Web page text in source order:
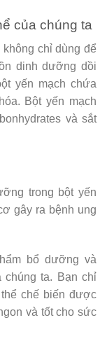
của chúng ta
không chỉ dùng để
dinh dưỡng dồi
yến mạch chứa
Bột yến mạch
và sắt
trong bột yến
gây ra bệnh ung
bổ dưỡng và
chúng ta. Bạn chỉ
chế biến được
và tốt cho sức